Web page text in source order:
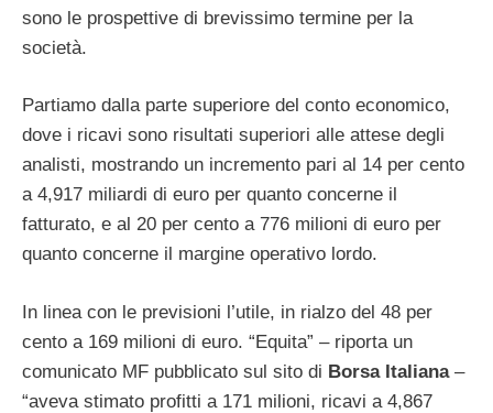
sono le prospettive di brevissimo termine per la
società.
Partiamo dalla parte superiore del conto economico,
dove i ricavi sono risultati superiori alle attese degli
analisti, mostrando un incremento pari al 14 per cento
a 4,917 miliardi di euro per quanto concerne il
fatturato, e al 20 per cento a 776 milioni di euro per
quanto concerne il margine operativo lordo.
In linea con le previsioni l’utile, in rialzo del 48 per
cento a 169 milioni di euro. “Equita” – riporta un
comunicato MF pubblicato sul sito di Borsa Italiana–
“aveva stimato profitti a 171 milioni, ricavi a 4,867